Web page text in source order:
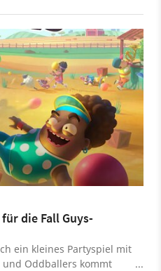
die Fall Guys-
ein kleines Partyspiel mit
und Oddballers kommt